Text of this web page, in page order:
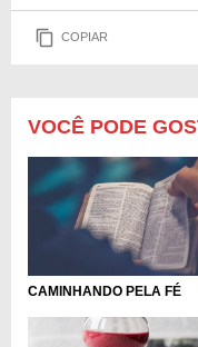
COPIAR
VOCÊ PODE
CAMINHANDO PELA FÉ